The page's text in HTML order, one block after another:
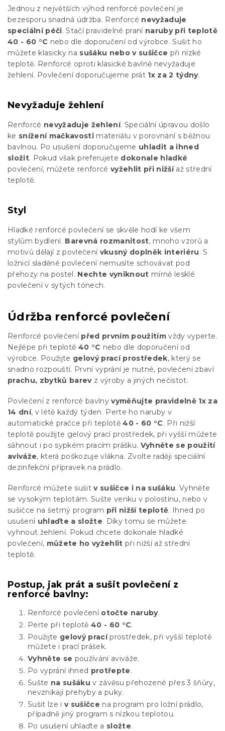
Jednou z největších výhod renforcé povlečení je
bezesporu snadná údržba. Renforcé nevyžaduje
speciální péči. Stačí pravidelné praní naruby při teplotě
40 - 60 °C nebo dle doporučení od výrobce. Sušit ho
můžete klasicky na sušáku nebo v sušičce při nízké
teplotě. Renforcé oproti klasické bavlně nevyžaduje
žehlení. Povlečení doporučujeme prát 1x za 2 týdny.
Nevyžaduje žehlení
Renforcé nevyžaduje žehlení. Speciální úpravou došlo
ke snížení mačkavosti materiálu v porovnání s běžnou
bavlnou. Po usušení doporučujeme uhladit a ihned
složit. Pokud však preferujete dokonale hladké
povlečení, můžete renforcé vyžehlit při nižšíaž střední
teplotě.
Styl
Hladké renforcé povlečení se skvěle hodí ke všem
stylům bydlení. Barevná rozmanitost, mnoho vzorů a
motivů dělají z povlečení vkusný doplněk interiéru. S
ložnicí sladěné povlečení nemusíte schovávat pod
přehozy na postel. Nechte vyniknout mírně lesklé
povlečení v sytých tónech.
Údržba renforcé povlečení
Renforcé povlečení před prvním použitím vždy vyperte.
Nejlépe při teplotě 40 °C nebo dle doporučení od
výrobce. Použijte gelový prací prostředek, který se
snadno rozpouští. První vyprání je nutné, povlečení zbaví
prachu, zbytků barevz výroby a jiných nečistot.
Povlečení z renforcé bavlnyvyměňujte pravidelně 1x za
14 dní, v létě každý týden. Perte ho naruby v
automatické pračce při teplotě40 - 60 °C. Při nižší
teplotě použijte gelový prací prostředek, při vyšší můžete
sáhnout i po sypkém pracím prášku. Vyhněte se použití
aviváže, která poškozuje vlákna. Zvolte raději speciální
dezinfekční přípravek na prádlo.
Renforcé můžete sušitv sušičce i na sušáku. Vyhněte
se vysokým teplotám. Sušte venku v polostínu, nebo v
sušičce na šetrný program při nižší teplotě. Ihned po
usušení uhlaďte a složte. Díky tomu se můžete
vyhnout žehlení. Pokud chcete dokonale hladké
povlečení, můžete ho vyžehlit při nižší až střední
teplotě.
Postup, jak prát a sušit povlečení z
renforcé bavlny:
Renforcé povlečení otočte naruby.
Perte při teplotě 40 - 60 °C.
Použijte gelový pracíprostředek, při vyšší teplotě
můžete i prací prášek.
Vyhněte se používání aviváže.
Po vyprání ihned protřepte.
Sušte na sušáku v závěsu přehozené přes 3 šňůry,
nevznikají přehyby a puky.
Sušit lze i v sušičce na program pro ložní prádlo,
případně jiný program s nízkou teplotou.
Po usušení uhlaďte a složte.